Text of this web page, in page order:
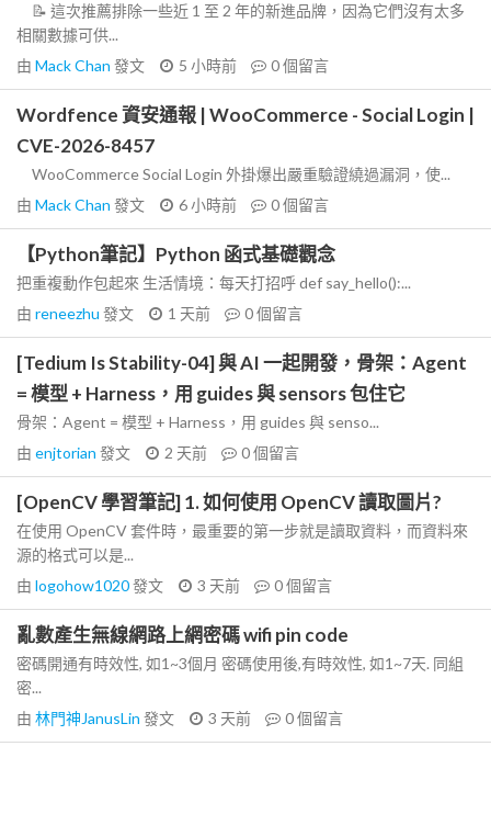
📝 這次推薦排除一些近 1 至 2 年的新進品牌，因為它們沒有太多
相關數據可供...
由 Mack Chan 發文 5 小時前 0個留言
Wordfence 資安通報 | WooCommerce - Social Login |
CVE-2026-8457
WooCommerce Social Login 外掛爆出嚴重驗證繞過漏洞，使...
由 Mack Chan 發文 6 小時前 0個留言
【Python筆記】Python 函式基礎觀念
把重複動作包起來 生活情境：每天打招呼 def say_hello():...
由 reneezhu 發文 1 天前 0個留言
[Tedium Is Stability-04] 與 AI 一起開發，骨架：Agent
= 模型 + Harness，用 guides 與 sensors 包住它
骨架：Agent = 模型 + Harness，用 guides 與 senso...
由 enjtorian 發文 2 天前 0個留言
[OpenCV 學習筆記] 1. 如何使用 OpenCV 讀取圖片?
在使用 OpenCV 套件時，最重要的第一步就是讀取資料，而資料來
源的格式可以是...
由 logohow1020發文 3 天前 0個留言
亂數產生無線網路上網密碼 wifi pin code
密碼開通有時效性, 如1~3個月 密碼使用後,有時效性, 如1~7天. 同組
密...
由 林門神JanusLin 發文 3 天前 0個留言